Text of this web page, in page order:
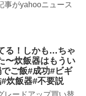
事がyahooニュース
る！しかも…ちゃ
〜炊飯器はもうい
ご飯#成功#ビギ
炊飯器#不要説
レードアップ買い替